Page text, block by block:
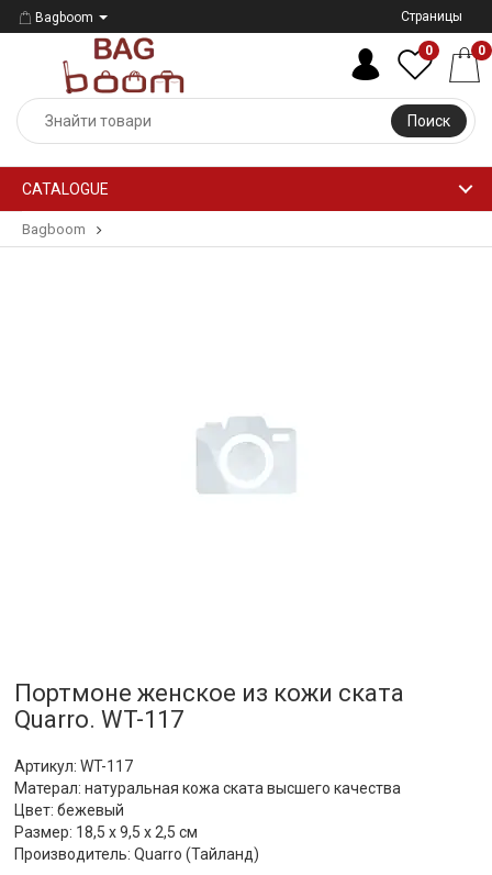
Bagboom Страницы
Поиск
0 0
CATALOGUE
Bagboom
Портмоне женское из кожи ската
Quarro. WT-117
Артикул: WT-117
Матерал: натуральная кожа ската высшего качества
Цвет: бежевый
Размер: 18,5 х 9,5 х 2,5 см
Производитель: Quarro (Тайланд)